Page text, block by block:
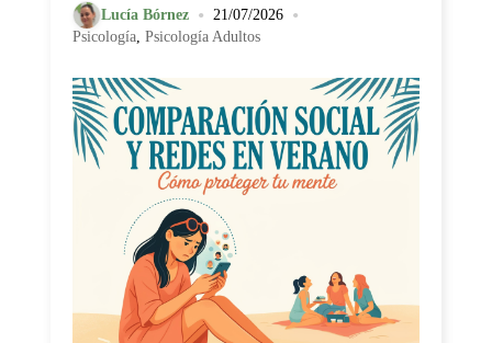
Lucía Bórnez • 21/07/2026 •
Psicología, Psicología Adultos